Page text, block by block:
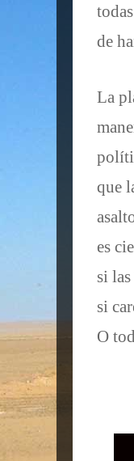
de
La
que
es
si
si
O